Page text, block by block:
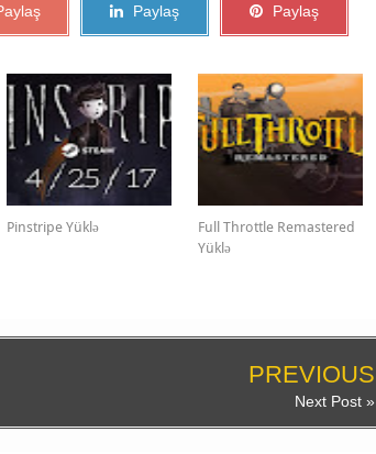
Paylaş Paylaş
Pinstripe Yüklə
Full Throttle Remastered
Yüklə
PREVIOUS
Next Post »